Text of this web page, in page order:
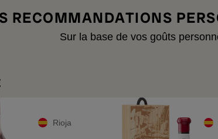
RECOMMANDATIONS
Sur la base de vos goûts
Rioja